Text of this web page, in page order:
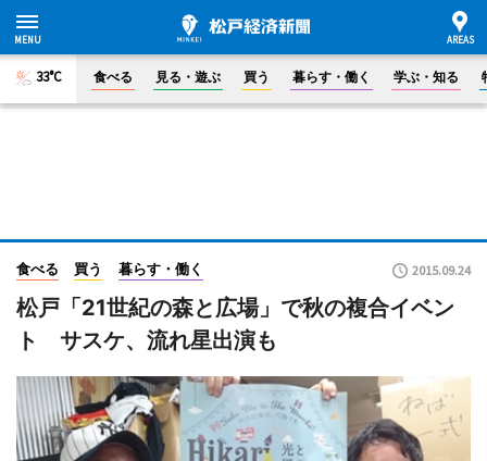
33°C 食べる 見る・遊ぶ 買う 暮らす・働く 学ぶ・知る
食べる 買う 暮らす・働く 2015.09.24
松戸「21世紀の森と広場」で秋の複合イベン
ト サスケ、流れ星出演も